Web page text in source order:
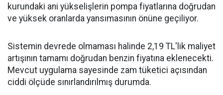
kurundaki ani yükselişlerin pompa fiyatlarına doğrudan
ve yüksek oranlarda yansımasının önüne geçiliyor.
Sistemin devrede olmaması halinde 2,19 TL'lik maliyet
artışının tamamı doğrudan benzin fiyatına eklenecekti.
Mevcut uygulama sayesinde zam tüketici açısından
ciddi ölçüde sınırlandırılmış durumda.